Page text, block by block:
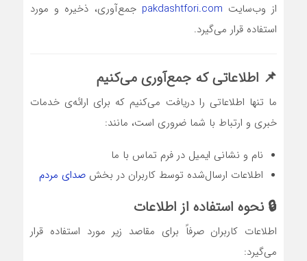
از وب‌سایت pakdashtfori.com جمع‌آوری، ذخیره و مورد
استفاده قرار می‌گیرد.
📌 اطلاعاتی که جمع‌آوری می‌کنیم
ما تنها اطلاعاتی را دریافت می‌کنیم که برای ارائه‌ی خدمات
خبری و ارتباط با شما ضروری است، مانند:
نام و نشانی ایمیل در فرم تماس با ما
اطلاعات ارسال‌شده توسط کاربران در بخش صدای مردم
🔒 نحوه استفاده از اطلاعات
اطلاعات کاربران صرفاً برای مقاصد زیر مورد استفاده قرار
می‌گیرد: